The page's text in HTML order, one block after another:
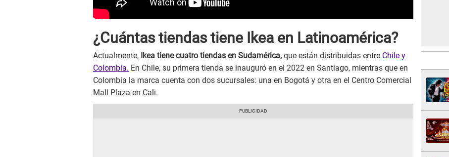
¿Cuántas tiendas tiene Ikea en Latinoamérica?
Actualmente, Ikea tiene cuatro tiendas en Sudamérica, que están distribuidas entre Chile y
Colombia. En Chile, su primera tienda se inauguró en el 2022 en Santiago, mientras que en
Colombia la marca cuenta con dos sucursales: una en Bogotá y otra en el Centro Comercial
Mall Plaza en Cali.